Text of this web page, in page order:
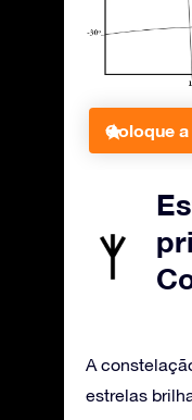
Coloque
A
estrelas